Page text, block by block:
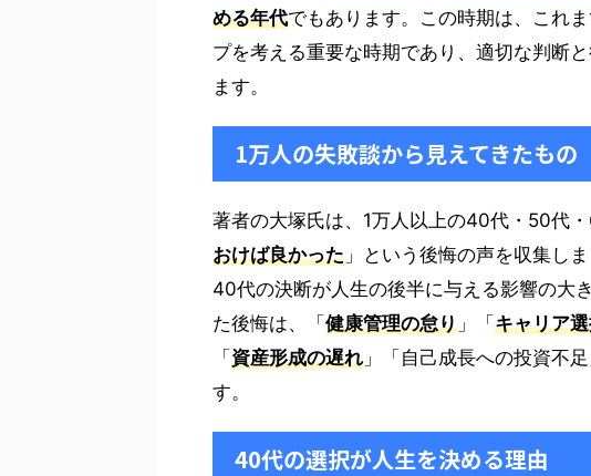
める年代でもあります。この時期は、これ
プを考える重要な時期であり、適切な判断
ます。
1万人の失敗談から見えてきたもの
著者の大塚氏は、1万人以上の40代・50代
おけば良かった 」という後悔の声を収集し
40代の決断が人生の後半に与える影響の大
た後悔は、「健康管理の怠り 」「キャリア
「資産形成の遅れ 」「自己成長への投資不
す。
40代の選択が人生を決める理由